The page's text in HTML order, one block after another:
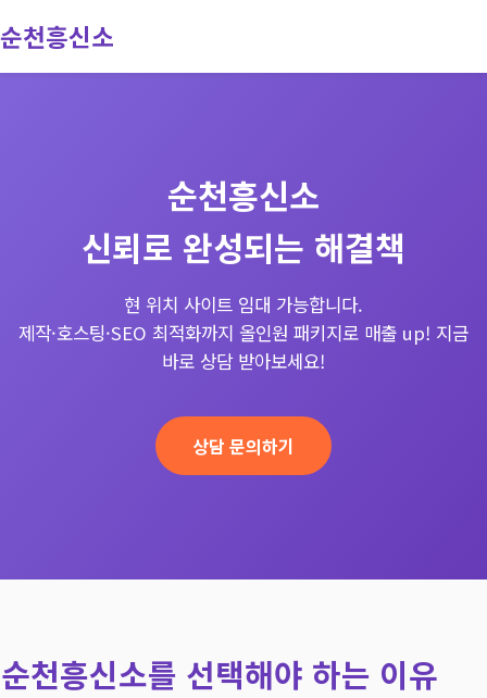
순천흥신소
진행과정
순천흥신소
신뢰로 완성되는 해결책
현 위치 사이트 임대 가능합니다.
제작·호스팅·SEO 최적화까지 올인원 패키지로 매출 up! 지금
바로 상담 받아보세요!
상담 문의하기
순천흥신소를 선택해야 하는 이유